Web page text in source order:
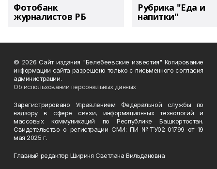
Фотобанк
журналистов РБ
Рубрика "Еда и
напитки"
© 2026 Сайт издания "Белебеевские известия" Копирование
информации сайта разрешено только с письменного согласия
администрации.
Об использовании персональных данных
Зарегистрировано Управлением Федеральной службы по
надзору в сфере связи, информационных технологий и
массовых коммуникаций по Республике Башкортостан.
Свидетельство о регистрации СМИ: ПИ №ТУ02-01799 от 19
мая 2025 г.
Главный редактор Шириня Светлана Вильдановна